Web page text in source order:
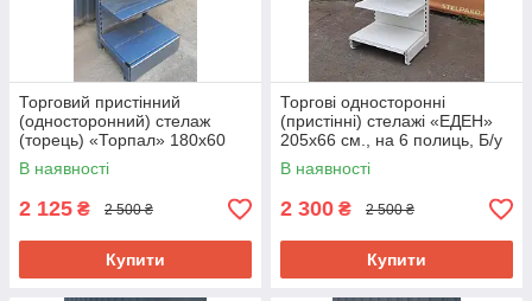
Торговий пристінний
(односторонний) стелаж
(торець) «Торпал» 180х60
см., RAL-7024, Б/у
В наявності
2 125 ₴ 2 500 ₴
Купити
Торгові односторонні
(пристінні) стелажі «ЕДЕН»
205х66 см., на 6 полиць, Б/у
В наявності
2 300 ₴ 2 500 ₴
Купити